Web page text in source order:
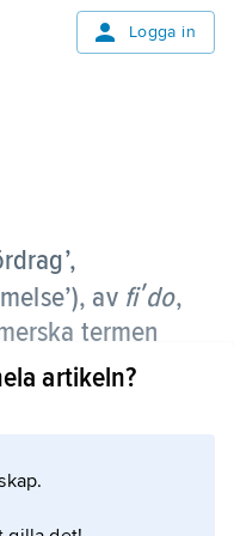
Logga in
av fiʹdo,
termen
ingånget
artikeln?